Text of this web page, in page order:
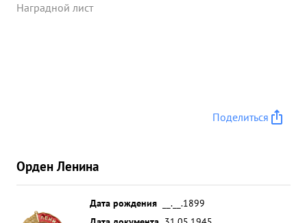
Наградной лист
Поделиться
Орден Ленина
Дата рождения
__.__.1899